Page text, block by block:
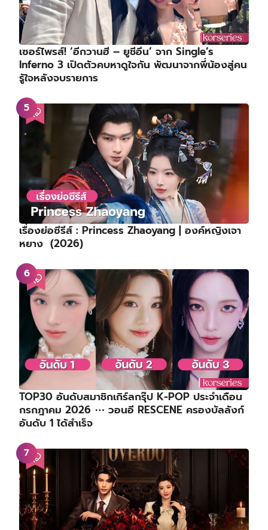
เซอร์ไพรส์! ‘อีกวานฮี – ยูชีอึน’ จาก Single’s
Inferno 3 เปิดตัวคบหาดูใจกัน พัฒนาจากพี่น้องสู่คน
รู้ใจหลังจบรายการ
เรื่องย่อซีรีส์ : Princess Zhaoyang | องค์หญิงเจา
หยาง (2026)
TOP30 อันดับสมาชิกเกิร์ลกรุ๊ป K-POP ประจำเดือน
กรกฎาคม 2026 ⋯ วอนอี RESCENE ครองบัลลังก์
อันดับ 1 ได้สำเร็จ